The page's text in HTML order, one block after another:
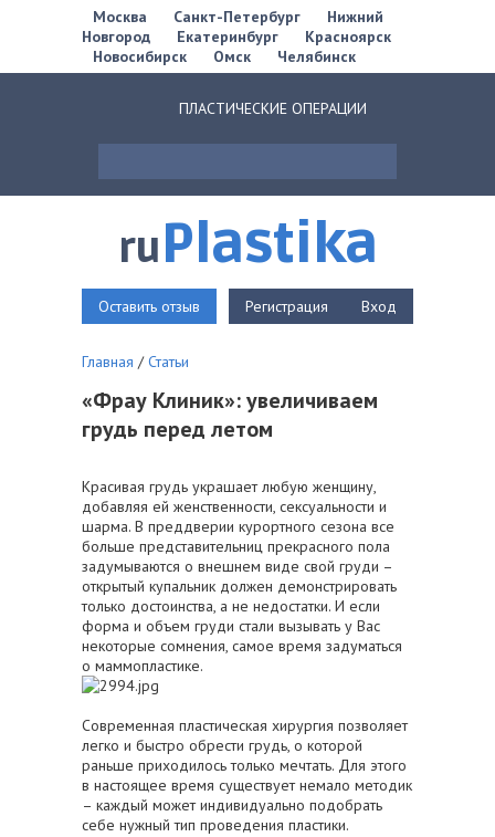
Москва Санкт-Петербург
Нижний
Новгород
Екатеринбург
Красноярск
Новосибирск
Омск Челябинск
ПЛАСТИЧЕСКИЕ ОПЕРАЦИИ
ruPlastika
Оставить отзыв Регистрация Вход
Главная / Статьи
«Фрау Клиник»: увеличиваем
грудь перед летом
Красивая грудь украшает любую женщину,
добавляя ей женственности, сексуальности и
шарма. В преддверии курортного сезона все
больше представительниц прекрасного пола
задумываются о внешнем виде свой груди –
открытый купальник должен демонстрировать
только достоинства, а не недостатки. И если
форма и объем груди стали вызывать у Вас
некоторые сомнения, самое время задуматься
о маммопластике.
Современная пластическая хирургия позволяет
легко и быстро обрести грудь, о которой
раньше приходилось только мечтать. Для этого
в настоящее время существует немало методик
– каждый может индивидуально подобрать
себе нужный тип проведения пластики.